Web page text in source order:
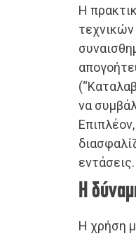
Η
να
εντάσεις.
Η
Η χρήση